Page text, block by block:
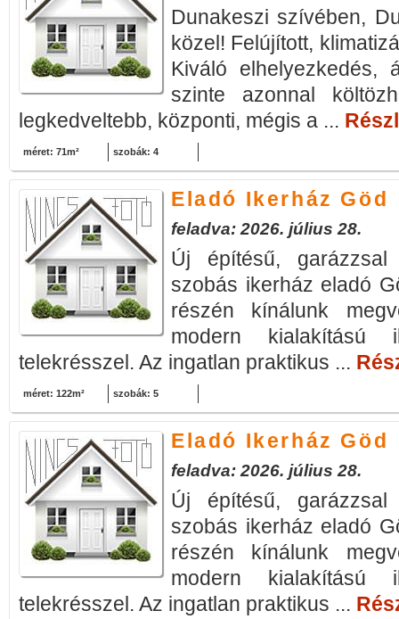
Dunakeszi szívében,
közel! Felújított,
Kiváló elhelyezkedés,
szinte azonnal
legkedveltebb, központi, mégis a ...
méret: 71m² szobák: 4
Eladó Ikerház Göd
feladva: 2026. július 28.
Új építésű,
szobás ikerház eladó
részén kínálunk
modern kialakítású
telekrésszel. Az ingatlan praktikus ...
méret: 122m² szobák: 5
Eladó Ikerház Göd
feladva: 2026. július 28.
Új építésű,
szobás ikerház eladó
részén kínálunk
modern kialakítású
telekrésszel. Az ingatlan praktikus ...